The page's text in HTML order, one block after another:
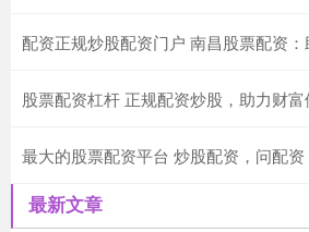
配资正规炒股配资门户 南昌股票配资
股票配资杠杆 正规配资炒股，助力财
最大的股票配资平台 炒股配资，问配
最新文章